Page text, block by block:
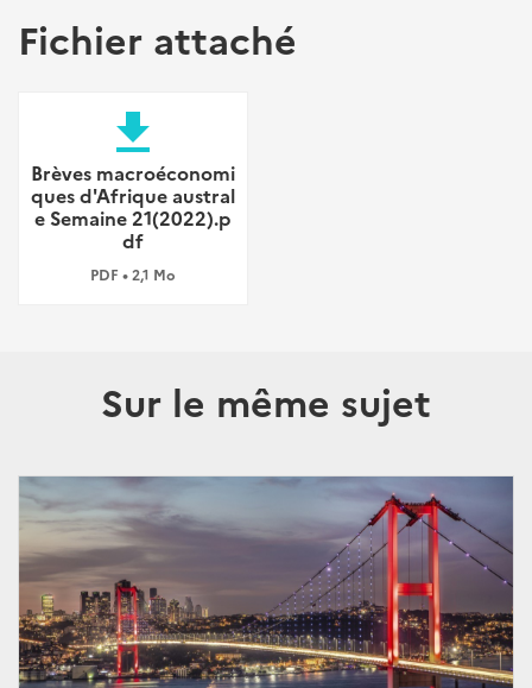
Fichier attaché
file_download
Brèves macroéconomi
ques d'Afrique austral
e Semaine 21(2022).p
df
PDF • 2,1 Mo
Sur le même sujet